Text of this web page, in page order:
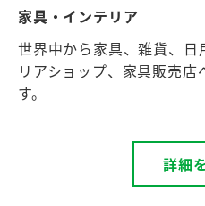
家具・インテリア
世界中から家具、雑貨、
リアショップ、家具販売
す。
詳細